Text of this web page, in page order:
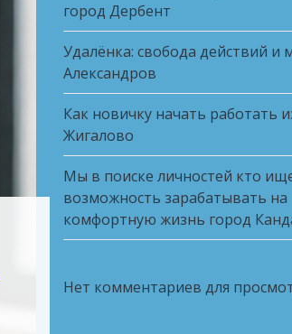
город Дербент
Удалёнка: свобода действий и
Александров
Как новичку начать работать
Жигалово
Мы в поиске личностей кто
возможность зарабатывать на
комфортную жизнь город
Нет комментариев для